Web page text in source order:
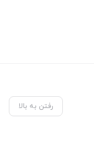
رفتن به بالا